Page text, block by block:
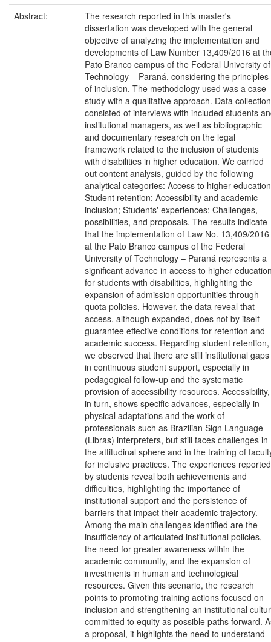
Abstract:
The research reported in this master's
dissertation was developed with the general
objective of analyzing the implementation and
developments of Law Number 13,409/2016 at
Pato Branco campus of the Federal University of
Technology – Paraná, considering the principles
of inclusion. The methodology used was a case
study with a qualitative approach. Data collection
consisted of interviews with included students
institutional managers, as well as bibliographic
and documentary research on the legal
framework related to the inclusion of students
with disabilities in higher education. We carried
out content analysis, guided by the following
analytical categories: Access to higher
Student retention; Accessibility and academic
inclusion; Students' experiences; Challenges,
possibilities, and proposals. The results indicate
that the implementation of Law No. 13,409/2016
at the Pato Branco campus of the Federal
University of Technology – Paraná represents a
significant advance in access to higher
for students with disabilities, highlighting the
expansion of admission opportunities through
quota policies. However, the data reveal that
access, although expanded, does not by itself
guarantee effective conditions for retention and
academic success. Regarding student retention,
we observed that there are still institutional gaps
in continuous student support, especially in
pedagogical follow-up and the systematic
provision of accessibility resources. Accessibility,
in turn, shows specific advances, especially in
physical adaptations and the work of
professionals such as Brazilian Sign Language
(Libras) interpreters, but still faces challenges in
the attitudinal sphere and in the training of
for inclusive practices. The experiences reported
by students reveal both achievements and
difficulties, highlighting the importance of
institutional support and the persistence of
barriers that impact their academic trajectory.
Among the main challenges identified are the
insufficiency of articulated institutional policies,
the need for greater awareness within the
academic community, and the expansion of
investments in human and technological
resources. Given this scenario, the research
points to promoting training actions focused on
inclusion and strengthening an institutional
committed to equity as possible paths forward.
a proposal, it highlights the need to understand